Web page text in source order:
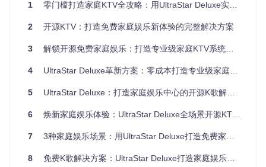
游戏
人对战）
UltraS
luxe
脑和麦克风）
高
高（支持6
与）
极高（开
展）
于其高度的自定义性和零成本特性。通过简单的设备组合，你
为主机，电视或投影仪作为显示设备，再搭配1-6个普通麦克
1 零门槛打造家庭KTV全攻略：用UltraStar Deluxe实现专业K歌自由
2 开源KTV：打造免费家庭娱乐新体验的完整解决方案
3 解锁开源免费家庭娱乐：打造专业级家庭KTV系统完全指南
4 UltraStar Deluxe革新方案：零成本打造专业级家庭KTV系统
5 UltraStar Deluxe：打造家庭娱乐中心的开源K歌解决方案
6 焕新家庭娱乐体验：UltraStar Deluxe全场景开源KTV解决方案
7 3种家庭娱乐场景：用UltraStar Deluxe打造免费家庭KTV解决方案
8 免费K歌解决方案：UltraStar Deluxe打造家庭娱乐新体验